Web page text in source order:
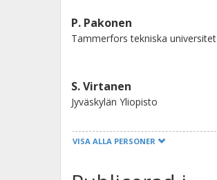
P. Pakonen
Tammerfors tekniska universitet
S. Virtanen
Jyväskylän Yliopisto
VISA ALLA PERSONER